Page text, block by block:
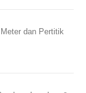
dan Pertitik